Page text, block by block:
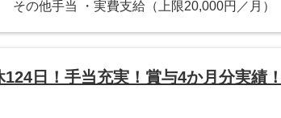
その他手当 ・実費支給（上限20,000円／月
124日！手当充実！賞与4か月分実績